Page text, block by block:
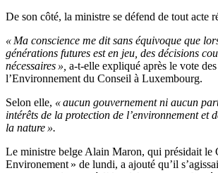
De son côté, la ministre se défend de tout acte
« Ma conscience me dit sans équivoque que
générations futures est en jeu, des décisions
nécessaires », a-t-elle expliqué après le vote
l’Environnement du Conseil à Luxembourg.
Selon elle, « aucun gouvernement ni aucun
intérêts de la protection de l’environnement et
la nature ».
Le ministre belge Alain Maron, qui présidait le
Environement » de lundi, a ajouté qu’il